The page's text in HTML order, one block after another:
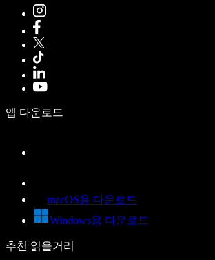
앱 다운로드
macOS용 다운로드
Windows용 다운로드
추천 읽을거리